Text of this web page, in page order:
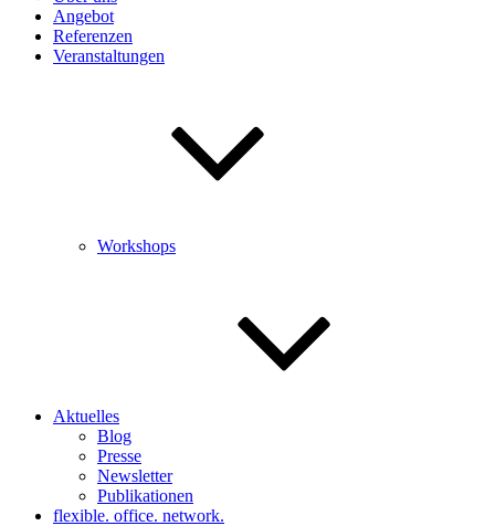
Angebot
Referenzen
Veranstaltungen
Workshops
Aktuelles
Blog
Presse
Newsletter
Publikationen
flexible. office. network.